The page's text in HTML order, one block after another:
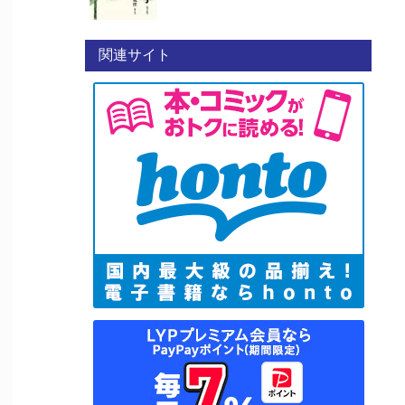
関連サイト